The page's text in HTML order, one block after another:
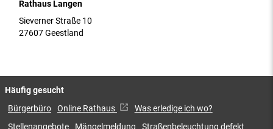
Rathaus Langen
Sieverner Straße 10
27607 Geestland
Häufig gesucht
Bürgerbüro Online Rathaus
Was erledige ich wo?
Stellenangebote
Mängelmeldung Straßenbeleuchtung defekt